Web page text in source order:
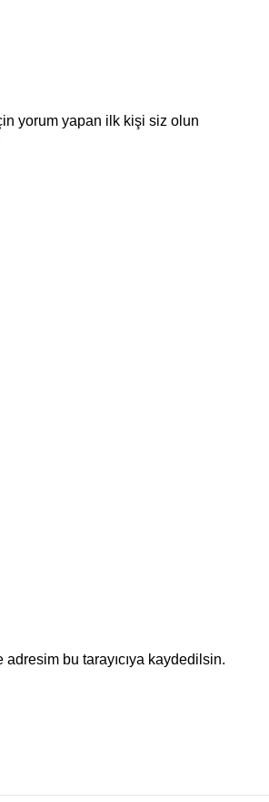
yorum yapan ilk kişi siz olun
bu tarayıcıya kaydedilsin.